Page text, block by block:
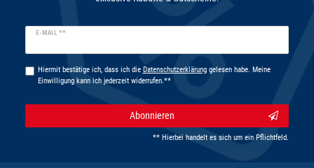
E-MAIL **
Newsletter
Hiermit bestätige ich, dass ich die Daten­schutz­erklärunggelesen habe. Meine
Einwilligung kann ich jederzeit widerrufen.**
Abonnieren
** Hierbei handelt es sich um ein Pflichtfeld.